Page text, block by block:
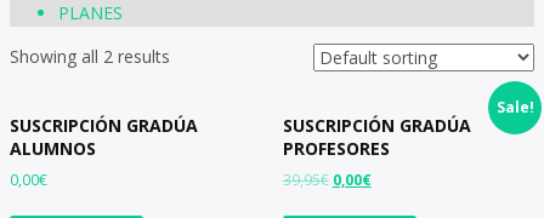
PLANES
Showing all 2 results
SUSCRIPCIÓN GRADÚA
ALUMNOS
0,00€
Sale!
SUSCRIPCIÓN GRADÚA
PROFESORES
39,95€ 0,00€